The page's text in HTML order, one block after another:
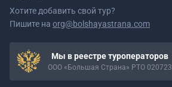
Хотите добавить свой тур?
Пишите на org@bolshayastrana.com
Мы в реестре туроператоров
ООО «Большая Страна» РТО 020723